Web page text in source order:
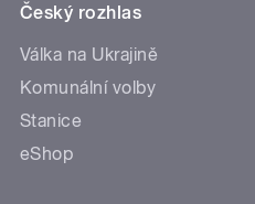
Český rozhlas
Válka na Ukrajině
Komunální volby
Stanice
eShop